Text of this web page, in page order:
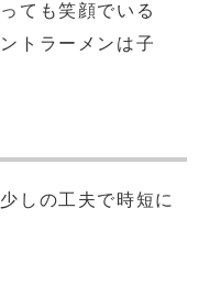
ても笑顔でいる
トラーメンは子
しの工夫で時短に